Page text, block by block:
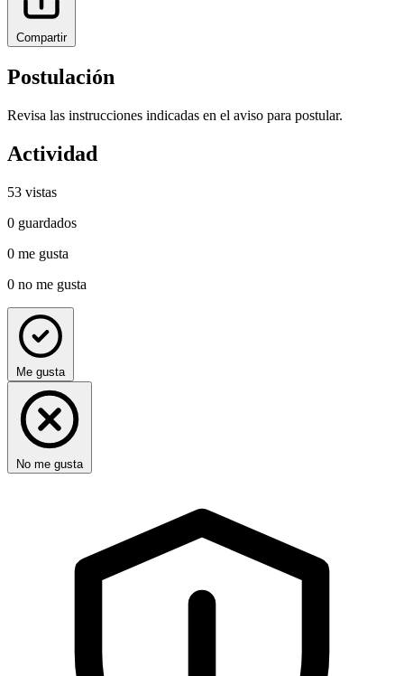
Compartir
Postulación
Revisa las instrucciones indicadas en el aviso para postular.
Actividad
53 vistas
0 guardados
0 me gusta
0 no me gusta
Me gusta
No me gusta